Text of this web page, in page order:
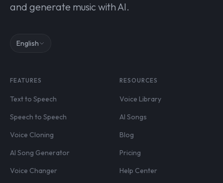
and generate music with AI.
English
FEATURES
Text to Speech
Speech to Speech
Voice Cloning
AI Song Generator
Voice Changer
RESOURCES
Voice Library
AI Songs
Blog
Pricing
Help Center